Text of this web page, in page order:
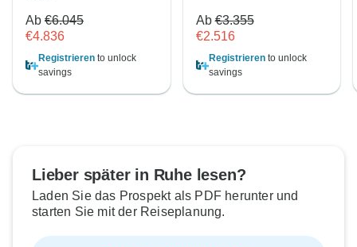
Ab €6.045
€4.836
Registrieren to unlock
savings
Ab€3.355
€2.516
Registrierento unlock
savings
Lieber später in Ruhe lesen?
Laden Sie das Prospekt als PDF herunter und
starten Sie mit der Reiseplanung.